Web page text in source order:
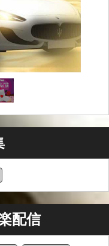
配信